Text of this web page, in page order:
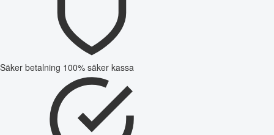
Säker betalning 100% säker kassa